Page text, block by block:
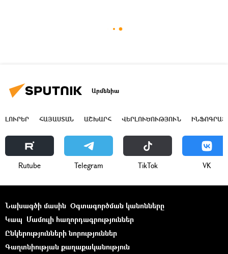
Արմենիա
ԼՈՒՐԵՐ ՀԱՅԱՍՏԱՆ ԱՇԽԱՐՀ ՎԵՐԼՈՒԾՈՒԹՅՈՒՆ
Rutube Telegram ТikТоk VK
Նախագծի մասին Օգտագործման կանոնները
Կապ Մամուլի հաղորդագրություններ
Ընկերությունների նորություններ
Գաղտնիության քաղաքականություն